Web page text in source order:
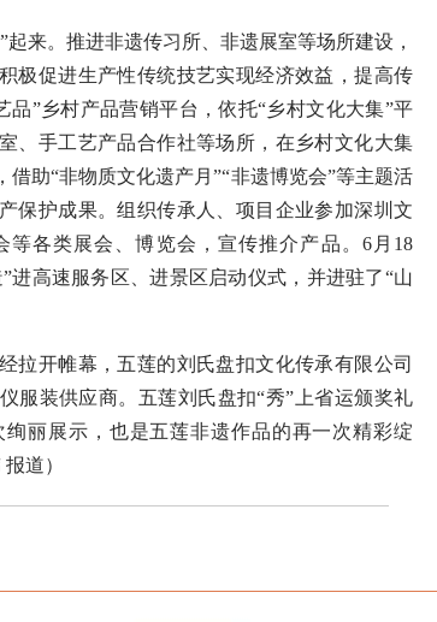
来。推进非遗传习所、非遗展室等场所建设，
极促进生产性传统技艺实现经济效益，提高传
品”乡村产品营销平台，依托“乡村文化大集”平
、手工艺产品合作社等场所，在乡村文化大集
助“非物质文化遗产月”“非遗博览会”等主题活
保护成果。组织传承人、项目企业参加深圳文
各类展会、博览会，宣传推介产品。6月18
进高速服务区、进景区启动仪式，并进驻了“山
开帷幕，五莲的刘氏盘扣文化传承有限公司
服装供应商。五莲刘氏盘扣“秀”上省运颁奖礼
丽展示，也是五莲非遗作品的再一次精彩绽
道）